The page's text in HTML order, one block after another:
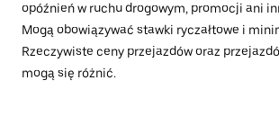
opóźnień w ruchu drogowym, promocji ani
Mogą obowiązywać stawki ryczałtowe i
Rzeczywiste ceny przejazdów oraz
mogą się różnić.